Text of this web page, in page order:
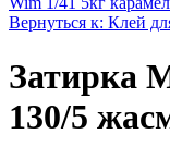
Вернуться к: Клей
Затирка
130/5